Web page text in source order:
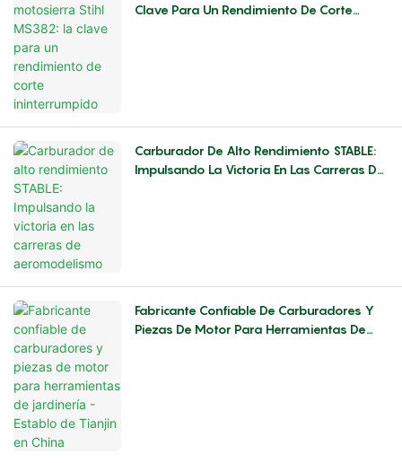
Clave Para Un Rendimiento De Corte
Carburador De Alto Rendimiento STABLE:
Impulsando La Victoria En Las Carreras De
Fabricante Confiable De Carburadores Y
Piezas De Motor Para Herramientas De